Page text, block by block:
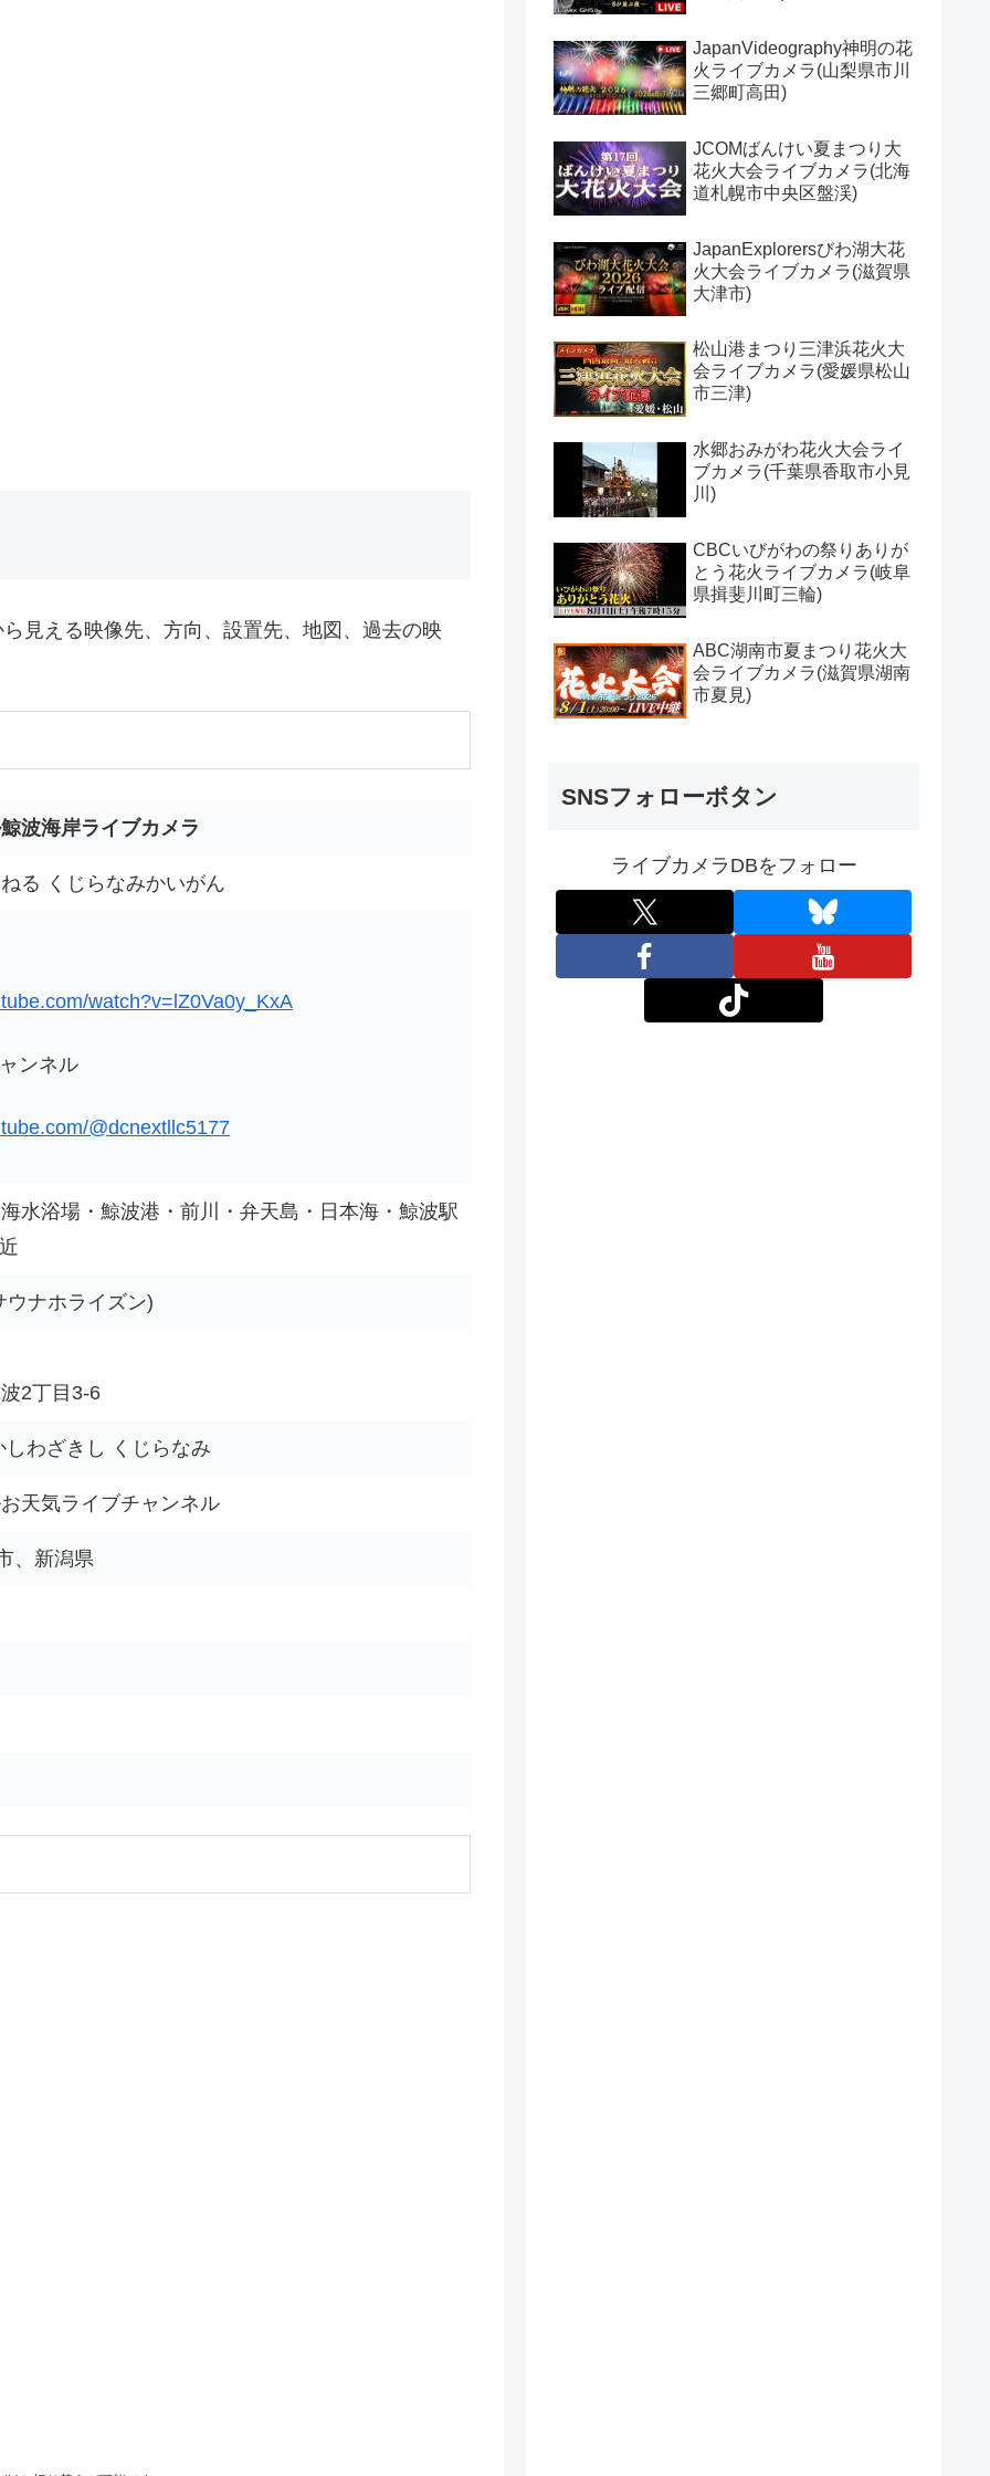
見える映像先、方向、設置先、地図、過去の映
波海岸ライブカメラ
る くじらなみかいがん
watch?v=lZ0Va0y_KxA
ンネル
@dcnextllc5177
水浴場・鯨波港・前川・弁天島・日本海・鯨波駅
ウナホライズン)
2丁目3-6
わざきし くじらなみ
天気ライブチャンネル
、新潟県
JapanVideography神明の花
火ライブカメラ(山梨県市川
三郷町高田)
JCOMばんけい夏まつり大
花火大会ライブカメラ(北海
道札幌市中央区盤渓)
JapanExplorersびわ湖大花
火大会ライブカメラ(滋賀県
大津市)
松山港まつり三津浜花火大
会ライブカメラ(愛媛県松山
市三津)
水郷おみがわ花火大会ライ
ブカメラ(千葉県香取市小見
川)
CBCいびがわの祭りありが
とう花火ライブカメラ(岐阜
県揖斐川町三輪)
ABC湖南市夏まつり花火大
会ライブカメラ(滋賀県湖南
市夏見)
SNSフォローボタン
ライブカメラDBをフォロー